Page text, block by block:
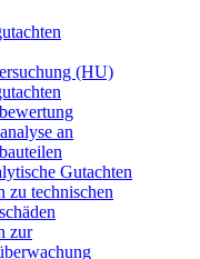
(HU)
an
Gutachten
zu technischen
zur